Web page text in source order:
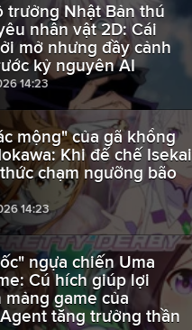
trưởng Nhật Bản thú
nhân vật 2D: Cái
mở nhưng đầy cảnh
kỷ nguyên AI
14:23
mộng" của gã khổng
Khi đế chế Isekai
chạm ngưỡng bão
14:23
ngựa chiến Uma
Cú hích giúp lợi
mảng game của
tăng trưởng thần